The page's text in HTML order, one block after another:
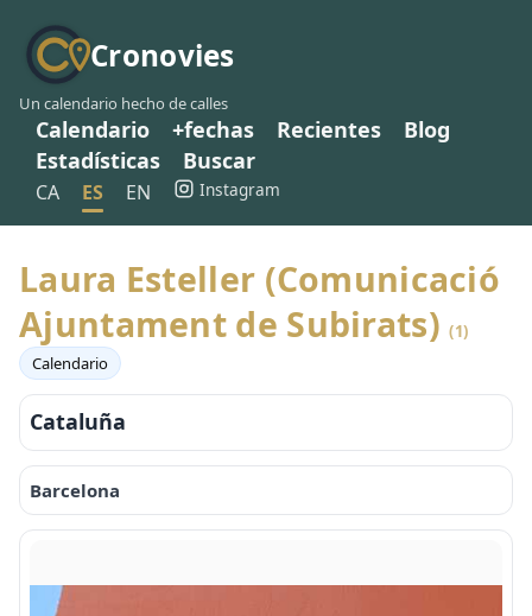
Cronovies
Un calendario hecho de calles
Calendario +fechas Recientes
Blog
Estadísticas
Buscar
CA ES EN Instagram
Laura Esteller (Comunicació
Ajuntament de Subirats)(1)
Calendario
Cataluña
Barcelona